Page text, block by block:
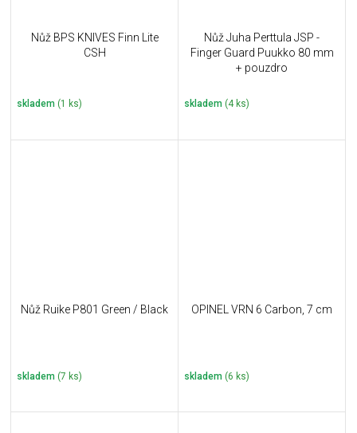
Nůž BPS KNIVES Finn Lite
CSH
skladem (1 ks)
Nůž Juha Perttula JSP -
Finger Guard Puukko 80 mm
+ pouzdro
skladem (4 ks)
Nůž Ruike P801 Green / Black
skladem (7 ks)
OPINEL VRN 6 Carbon, 7 cm
skladem (6 ks)